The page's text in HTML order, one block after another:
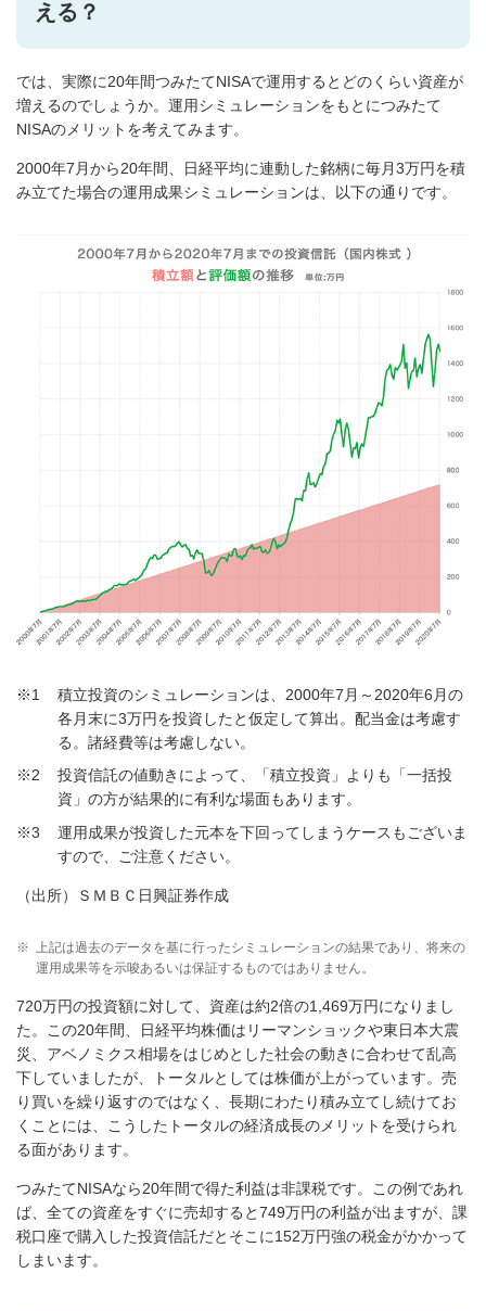
える？
では、実際に20年間つみたてNISAで運用するとどのくらい資産が
増えるのでしょうか。運用シミュレーションをもとにつみたて
NISAのメリットを考えてみます。
2000年7月から20年間、日経平均に連動した銘柄に毎月3万円を積
み立てた場合の運用成果シミュレーションは、以下の通りです。
※1
積立投資のシミュレーションは、2000年7月～2020年6月の
各月末に3万円を投資したと仮定して算出。配当金は考慮す
る。諸経費等は考慮しない。
※2
投資信託の値動きによって、「積立投資」よりも「一括投
資」の方が結果的に有利な場面もあります。
※3
運用成果が投資した元本を下回ってしまうケースもございま
すので、ご注意ください。
（出所）ＳＭＢＣ日興証券作成
※
上記は過去のデータを基に行ったシミュレーションの結果であり、将来の
運用成果等を示唆あるいは保証するものではありません。
720万円の投資額に対して、資産は約2倍の1,469万円になりまし
た。この20年間、日経平均株価はリーマンショックや東日本大震
災、アベノミクス相場をはじめとした社会の動きに合わせて乱高
下していましたが、トータルとしては株価が上がっています。売
り買いを繰り返すのではなく、長期にわたり積み立てし続けてお
くことには、こうしたトータルの経済成長のメリットを受けられ
る面があります。
つみたてNISAなら20年間で得た利益は非課税です。この例であれ
ば、全ての資産をすぐに売却すると749万円の利益が出ますが、課
税口座で購入した投資信託だとそこに152万円強の税金がかかって
しまいます。